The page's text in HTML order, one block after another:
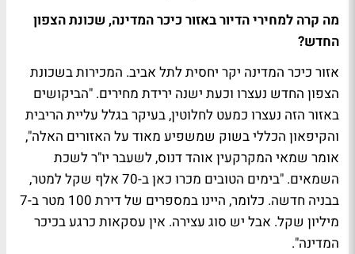
מה קרה למחירי הדיור באזור כיכר המדינה, שכונת הצפון
החדש?
אזור כיכר המדינה יקר יחסית לתל אביב. המכירות בשכונת
הצפון החדש נעצרו וכעת ישנה ירידת מחירים. "הביקושים
באזור הזה נעצרו כמעט לחלוטין, בעיקר בגלל עליית הריבית
והקיפאון הכללי בשוק שמשפיע מאוד על האזורים האלה",
אומר שמאי המקרקעין אוהד דנוס, לשעבר יו"ר לשכת
השמאים. "בימים הטובים מכרו כאן ב-70 אלף שקל למטר,
בבניה חדשה. כלומר, היינו במספרים של דירת 100 מטר ב-7
מיליון שקל. אבל יש סוג עצירה. אין עסקאות כרגע בכיכר
המדינה".